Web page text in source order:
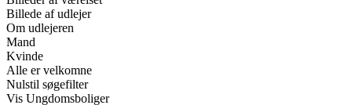
Billede af udlejer
Om udlejeren
Mand
Kvinde
Alle er velkomne
Nulstil søgefilter
Vis Ungdomsboliger